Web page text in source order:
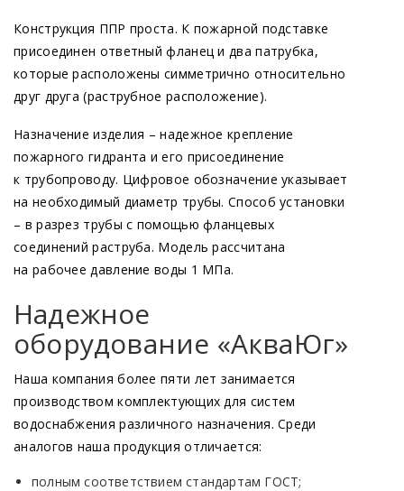
Конструкция ППР проста. К пожарной подставке
присоединен ответный фланец и два патрубка,
которые расположены симметрично относительно
друг друга (раструбное расположение).
Назначение изделия – надежное крепление
пожарного гидранта и его присоединение
к трубопроводу. Цифровое обозначение указывает
на необходимый диаметр трубы. Способ установки
– в разрез трубы с помощью фланцевых
соединений раструба. Модель рассчитана
на рабочее давление воды 1 МПа.
Надежное
оборудование «АкваЮг»
Наша компания более пяти лет занимается
производством комплектующих для систем
водоснабжения различного назначения. Среди
аналогов наша продукция отличается:
полным соответствием стандартам ГОСТ;